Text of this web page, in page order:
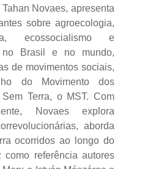
Novaes, apresenta
sobre agroecologia,
ecossocialismo e
no Brasil e no mundo,
de movimentos sociais,
do Movimento dos
Terra, o MST. Com
Novaes explora
aborda
ocorridos ao longo do
referência autores